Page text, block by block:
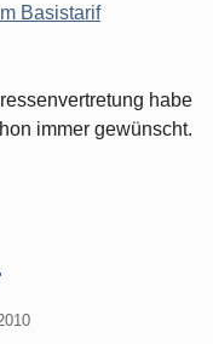
Basistarif
habe
immer gewünscht.